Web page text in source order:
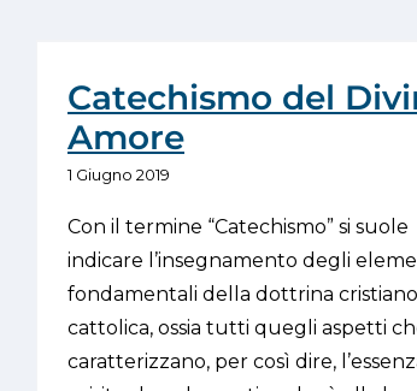
Catechismo del
Amore
1 Giugno 2019
Con il termine “Catechismo” si suole
indicare l’insegnamento degli
fondamentali della dottrina
cattolica, ossia tutti quegli aspetti
caratterizzano, per così dire,